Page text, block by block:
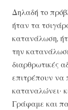
Δηλαδή το
ήταν τα
κατανάλωση,
την
διαρθρωτικές
επιτρέπουν να
καταναλώνει·
Γράφαμε και